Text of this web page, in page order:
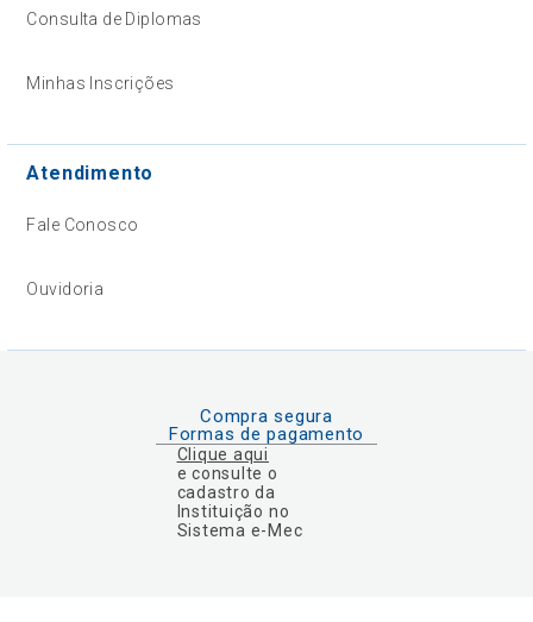
Consulta de Diplomas
Minhas Inscrições
Atendimento
Fale Conosco
Ouvidoria
Compra segura
Formas de pagamento
Clique aqui
e consulte o
cadastro da
Instituição no
Sistema e-Mec